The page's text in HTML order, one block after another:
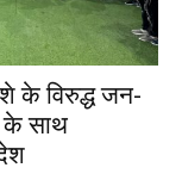
के विरुद्ध जन-
के साथ